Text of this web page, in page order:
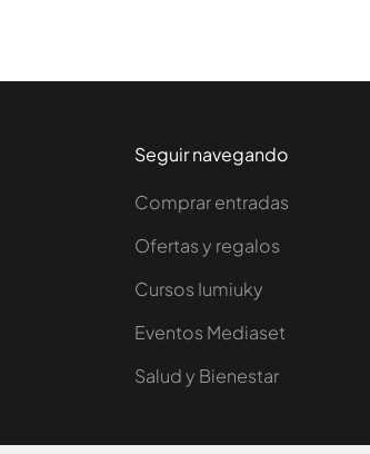
Seguir navegando
Comprar entradas
Ofertas y regalos
Cursos Iumiuky
Eventos Mediaset
Salud y Bienestar